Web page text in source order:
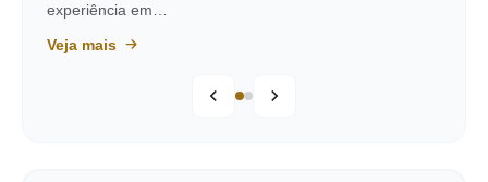
experiência em…
Veja mais